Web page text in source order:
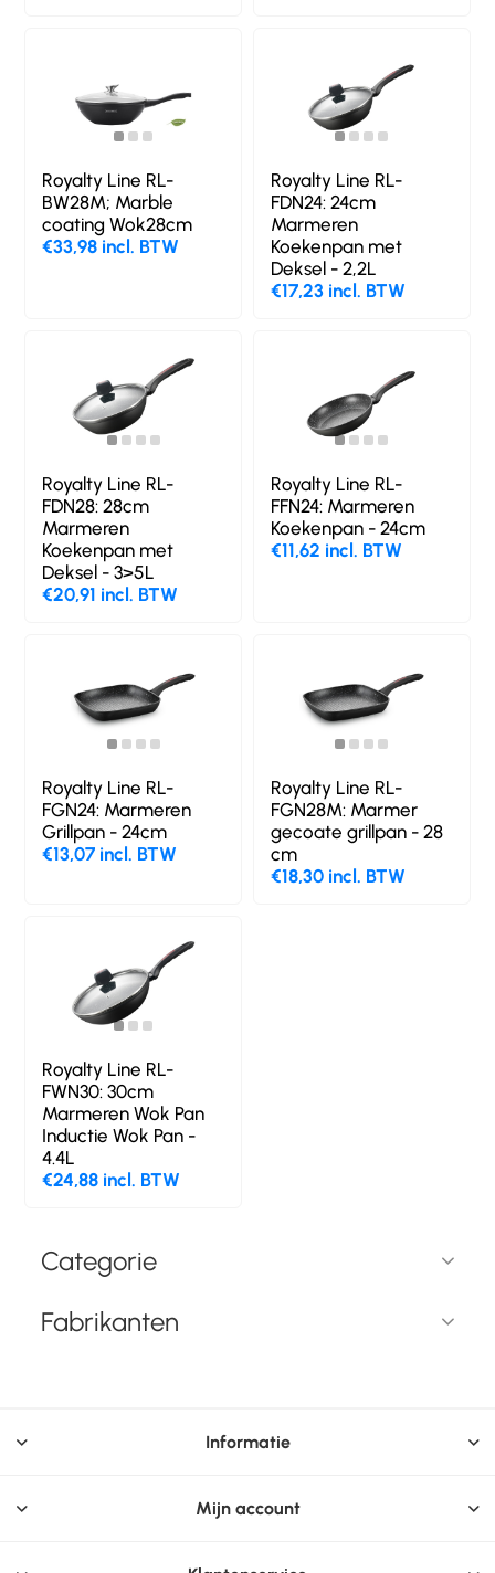
Categorie
Fabrikanten
Royalty Line RL-
BW28M; Marble
coating Wok28cm
€33,98 incl. BTW
Royalty Line RL-
FDN24: 24cm
Marmeren
Koekenpan met
Deksel - 2,2L
€17,23 incl. BTW
Royalty Line RL-
FDN28: 28cm
Marmeren
Koekenpan met
Deksel - 3>5L
€20,91 incl. BTW
Royalty Line RL-
FFN24: Marmeren
Koekenpan - 24cm
€11,62 incl. BTW
Royalty Line RL-
FGN24: Marmeren
Grillpan - 24cm
€13,07 incl. BTW
Royalty Line RL-
FGN28M: Marmer
gecoate grillpan - 28
cm
€18,30 incl. BTW
Royalty Line RL-
FWN30: 30cm
Marmeren Wok Pan
Inductie Wok Pan -
4.4L
€24,88 incl. BTW
Informatie
Mijn account